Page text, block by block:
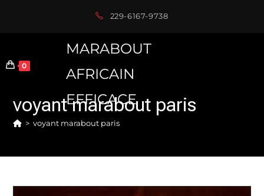
229-6167-9738
0
MARABOUT
AFRICAIN
EFFICACE
voyant marabout paris
> voyant marabout paris